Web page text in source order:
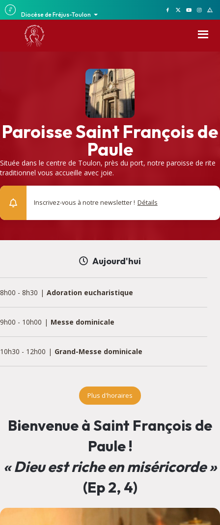
Diocèse de Fréjus-Toulon
Paroisse Saint François de
Paule
Située dans le centre de Toulon, près du port, notre paroisse de rite
traditionnel vous accueille avec joie.
Inscrivez-vous à notre newsletter ! Détails
Aujourd'hui
8h00 - 8h30 Adoration eucharistique
9h00 - 10h00 Messe dominicale
10h30 - 12h00 Grand-Messe dominicale
Plus d'horaires
Bienvenue à Saint François de
Paule !
« Dieu est riche en miséricorde »
(Ep 2, 4)